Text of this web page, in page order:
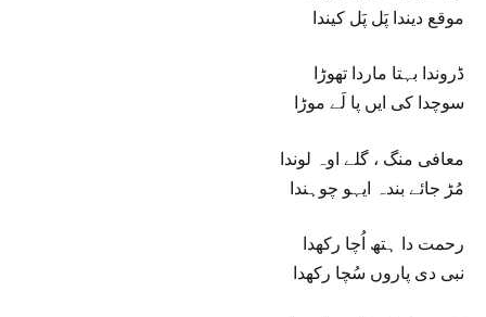
موقع دیندا پَل پَل کیندا
ڈروندا بہتا ماردا تھوڑا
سوچدا کی ایں پا لَے موڑا
معافی منگ ، گلے اوہ لوندا
مُڑ جائے بندہ ایہو چوہندا
رحمت دا ہتھ اُچا رکھدا
نبی دی پاروں سُچا رکھدا